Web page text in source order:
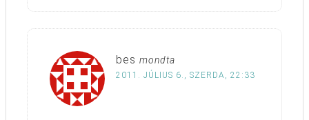
bes mondta
2011. JÚLIUS 6., SZERDA, 22:33